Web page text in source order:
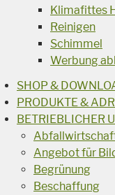
Klimafittes
Reinigen
Schimmel
Werbung
SHOP &
PRODUKTE &
BETRIEBLICHER
Angebot für
Begrünung
Beschaffung